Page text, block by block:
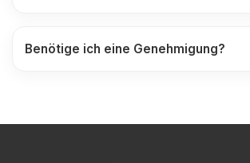
Benötige ich eine Genehmigung?